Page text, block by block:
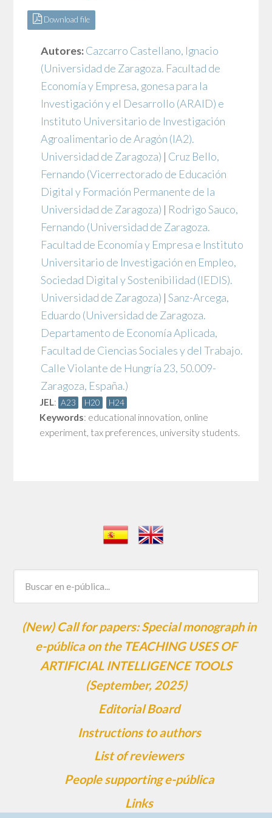
Download file
Autores:Cazcarro Castellano, Ignacio
(Universidad de Zaragoza. Facultad de
Economía y Empresa, gonesa para la
Investigación y el Desarrollo (ARAID) e
Instituto Universitario de Investigación
Agroalimentario de Aragón (IA2).
Universidad de Zaragoza) | Cruz Bello,
Fernando (Vicerrectorado de Educación
Digital y Formación Permanente de la
Universidad de Zaragoza) | Rodrigo Sauco,
Fernando (Universidad de Zaragoza.
Facultad de Economía y Empresa e Instituto
Universitario de Investigación en Empleo,
Sociedad Digital y Sostenibilidad (IEDIS).
Universidad de Zaragoza) |Sanz-Arcega,
Eduardo (Universidad de Zaragoza.
Departamento de Economía Aplicada,
Facultad de Ciencias Sociales y del Trabajo.
Calle Violante de Hungría 23, 50.009-
Zaragoza, España.)
JEL: A23 H20 H24
Keywords: educational innovation, online
experiment, tax preferences, university students.
(New) Call for papers: Special monograph in
e-pública on the TEACHING USES OF
ARTIFICIAL INTELLIGENCE TOOLS
(September, 2025)
Editorial Board
Instructions to authors
List of reviewers
People supporting e-pública
Links